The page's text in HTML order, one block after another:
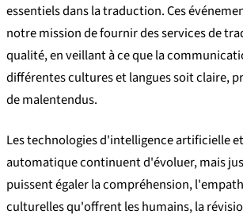
essentiels dans la traduction. Ces
notre mission de fournir des services de
qualité, en veillant à ce que la
différentes cultures et langues soit claire,
de malentendus.
Les technologies d'intelligence artificielle
automatique continuent d'évoluer, mais
puissent égaler la compréhension,
culturelles qu'offrent les humains, la